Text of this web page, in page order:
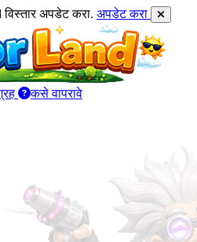
विस्तार अपडेट करा. अपडेट करा
कसे वापरावे